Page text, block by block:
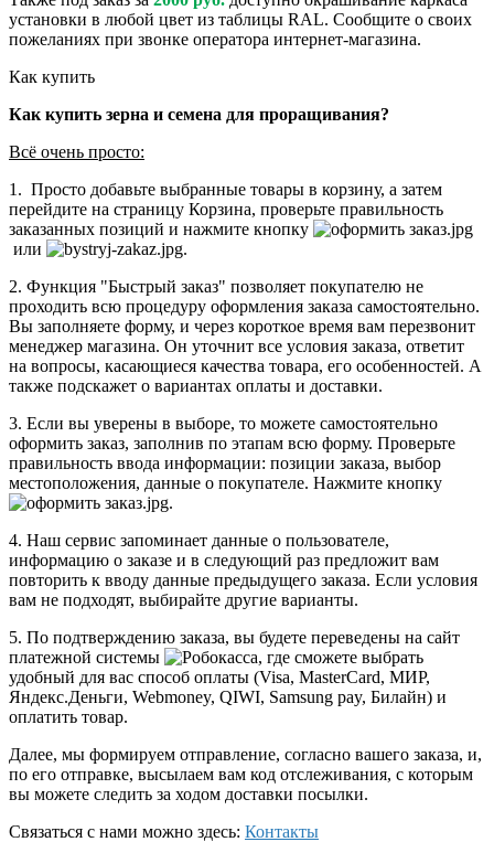
установки в любой цвет из таблицы RAL. Сообщите о своих
пожеланиях при звонке оператора интернет-магазина.
Как купить
Как купить зерна и семена для проращивания?
Всё очень просто:
1. Просто добавьте выбранные товары в корзину, а затем
перейдите на страницу Корзина, проверьте правильность
заказанных позиций и нажмите кнопку
или
.
2. Функция "Быстрый заказ" позволяет покупателю не
проходить всю процедуру оформления заказа самостоятельно.
Вы заполняете форму, и через короткое время вам перезвонит
менеджер магазина. Он уточнит все условия заказа, ответит
на вопросы, касающиеся качества товара, его особенностей. А
также подскажет о вариантах оплаты и доставки.
3. Если вы уверены в выборе, то можете самостоятельно
оформить заказ, заполнив по этапам всю форму. Проверьте
правильность ввода информации: позиции заказа, выбор
местоположения, данные о покупателе. Нажмите кнопку
.
4. Наш сервис запоминает данные о пользователе,
информацию о заказе и в следующий раз предложит вам
повторить к вводу данные предыдущего заказа. Если условия
вам не подходят, выбирайте другие варианты.
5. По подтверждению заказа, вы будете переведены на сайт
платежной системы
, где сможете выбрать
удобный для вас способ оплаты (Visa, MasterCard, МИР,
Яндекс.Деньги, Webmoney, QIWI, Samsung pay, Билайн) и
оплатить товар.
Далее, мы формируем отправление, согласно вашего заказа, и,
по его отправке, высылаем вам код отслеживания, с которым
вы можете следить за ходом доставки посылки.
Связаться с нами можно здесь: Контакты